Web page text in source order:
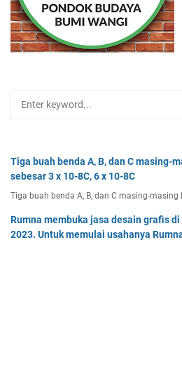
Tiga buah benda A, B, dan C masing-
sebesar 3 x 10-8C, 6 x 10-8C
Tiga buah benda A, B, dan C masing-
Rumna membuka jasa desain grafis
2023. Untuk memulai usahanya